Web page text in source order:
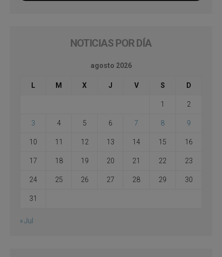
NOTICIAS POR DÍA
agosto 2026
L M X J V S D
1 2
3 4 5 6 7 8 9
10 11 12 13 14 15 16
17 18 19 20 21 22 23
24 25 26 27 28 29 30
31
« Jul